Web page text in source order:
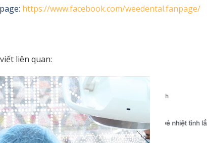
https://www.facebook.com/weedental.fanpage/
liên quan: